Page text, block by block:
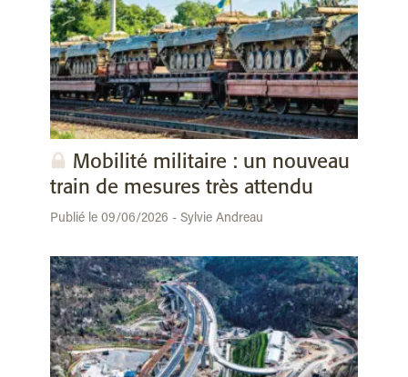
Mobilité militaire : un nouveau
train de mesures très attendu
Publié le 09/06/2026 - Sylvie Andreau